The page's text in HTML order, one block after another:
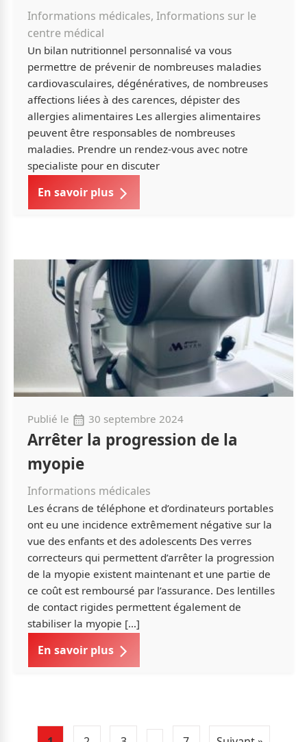
Informations médicales, Informations sur le
centre médical
Un bilan nutritionnel personnalisé va vous
permettre de prévenir de nombreuses maladies
cardiovasculaires, dégénératives, de nombreuses
affections liées à des carences, dépister des
allergies alimentaires Les allergies alimentaires
peuvent être responsables de nombreuses
maladies. Prendre un rendez-vous avec notre
specialiste pour en discuter
En savoir plus
Publié le 30 septembre 2024
Arrêter la progression de la
myopie
Informations médicales
Les écrans de téléphone et d’ordinateurs portables
ont eu une incidence extrêmement négative sur la
vue des enfants et des adolescents Des verres
correcteurs qui permettent d’arrêter la progression
de la myopie existent maintenant et une partie de
ce coût est remboursé par l’assurance. Des lentilles
de contact rigides permettent également de
stabiliser la myopie […]
En savoir plus